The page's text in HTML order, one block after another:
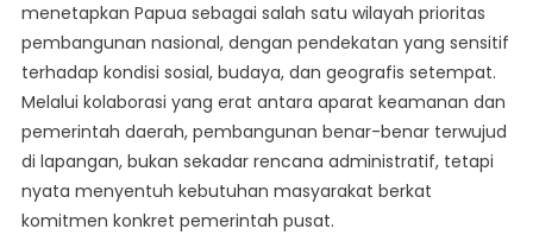
menetapkan Papua sebagai salah satu wilayah prioritas
pembangunan nasional, dengan pendekatan yang sensitif
terhadap kondisi sosial, budaya, dan geografis setempat.
Melalui kolaborasi yang erat antara aparat keamanan dan
pemerintah daerah, pembangunan benar-benar terwujud
di lapangan, bukan sekadar rencana administratif, tetapi
nyata menyentuh kebutuhan masyarakat berkat
komitmen konkret pemerintah pusat.